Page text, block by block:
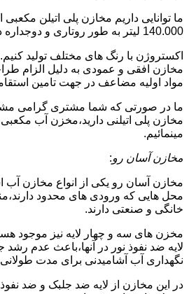
140.000 لیتر به طور روتاری و دوجداره در قالب های روش
اکستروژن با رنگ های مختلف تولید
مخازن افقی و عمودی به دلیل الزام
مواد اولیه مضاعف در جهت تامین
ما در صورتی که شما مشتری گرامی
مخازن پلی اتیلنی دارید،مخزن آب مکعبی
مینمائیم.
مخازن آسان رو:
مخازن آسان رو یکی از انواع مخازن
محل هایی که ورودی های محدود
خانگی و صنعتی دارند.
مخزن های سه و چهار لایه نیز موجود
لایه ضد نفوذ نور در آنها،باعث عدم
نگهداری آب آشامیدنی برای مدت
در این مخازن از لایه ضد جلبک و ضد